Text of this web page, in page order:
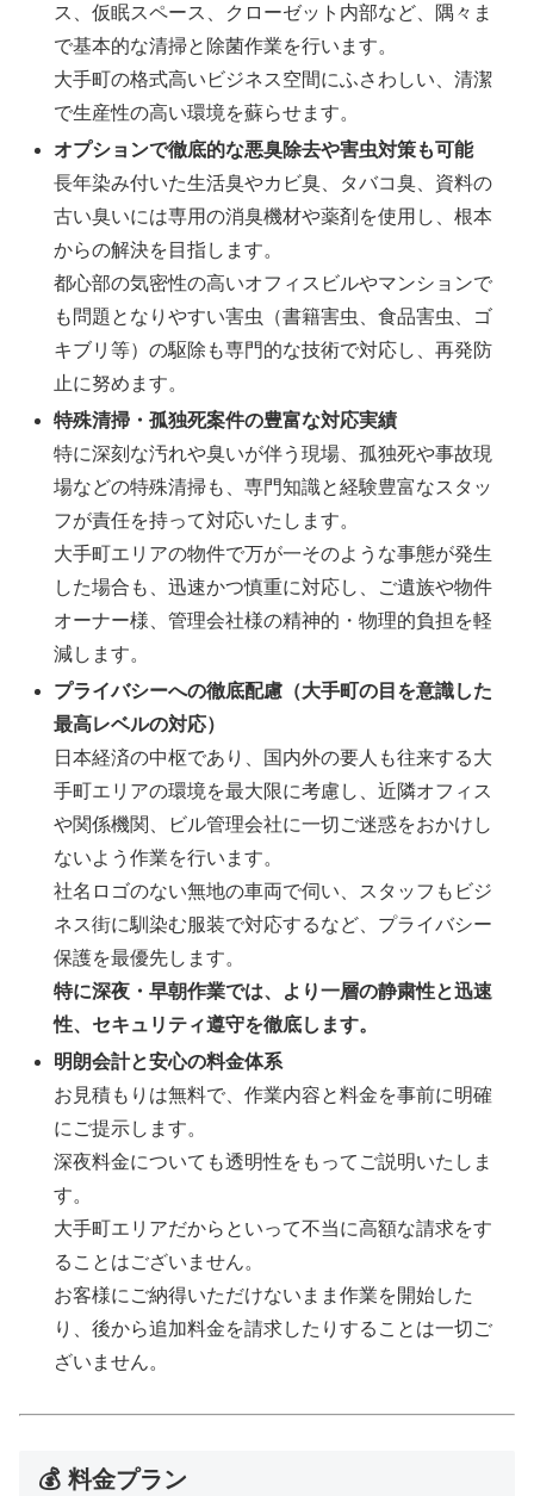
ス、仮眠スペース、クローゼット内部など、隅々ま
で基本的な清掃と除菌作業を行います。
大手町の格式高いビジネス空間にふさわしい、清潔
で生産性の高い環境を蘇らせます。
オプションで徹底的な悪臭除去や害虫対策も可能
長年染み付いた生活臭やカビ臭、タバコ臭、資料の
古い臭いには専用の消臭機材や薬剤を使用し、根本
からの解決を目指します。
都心部の気密性の高いオフィスビルやマンションで
も問題となりやすい害虫（書籍害虫、食品害虫、ゴ
キブリ等）の駆除も専門的な技術で対応し、再発防
止に努めます。
特殊清掃・孤独死案件の豊富な対応実績
特に深刻な汚れや臭いが伴う現場、孤独死や事故現
場などの特殊清掃も、専門知識と経験豊富なスタッ
フが責任を持って対応いたします。
大手町エリアの物件で万が一そのような事態が発生
した場合も、迅速かつ慎重に対応し、ご遺族や物件
オーナー様、管理会社様の精神的・物理的負担を軽
減します。
プライバシーへの徹底配慮（大手町の目を意識した
最高レベルの対応）
日本経済の中枢であり、国内外の要人も往来する大
手町エリアの環境を最大限に考慮し、近隣オフィス
や関係機関、ビル管理会社に一切ご迷惑をおかけし
ないよう作業を行います。
社名ロゴのない無地の車両で伺い、スタッフもビジ
ネス街に馴染む服装で対応するなど、プライバシー
保護を最優先します。
特に深夜・早朝作業では、より一層の静粛性と迅速
性、セキュリティ遵守を徹底します。
明朗会計と安心の料金体系
お見積もりは無料で、作業内容と料金を事前に明確
にご提示します。
深夜料金についても透明性をもってご説明いたしま
す。
大手町エリアだからといって不当に高額な請求をす
ることはございません。
お客様にご納得いただけないまま作業を開始した
り、後から追加料金を請求したりすることは一切ご
ざいません。
💰 料金プラン